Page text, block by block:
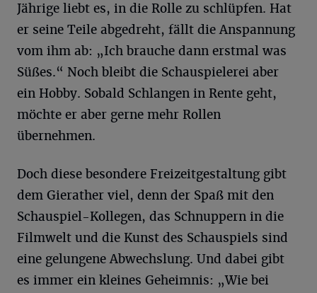
Jährige liebt es, in die Rolle zu schlüpfen. Hat
er seine Teile abgedreht, fällt die Anspannung
vom ihm ab: „Ich brauche dann erstmal was
Süßes.“ Noch bleibt die Schauspielerei aber
ein Hobby. Sobald Schlangen in Rente geht,
möchte er aber gerne mehr Rollen
übernehmen.
Doch diese besondere Freizeitgestaltung gibt
dem Gierather viel, denn der Spaß mit den
Schauspiel-Kollegen, das Schnuppern in die
Filmwelt und die Kunst des Schauspiels sind
eine gelungene Abwechslung. Und dabei gibt
es immer ein kleines Geheimnis: „Wie bei